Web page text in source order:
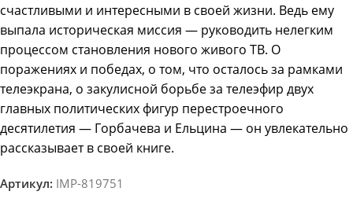
счастливыми и интересными в своей жизни. Ведь ему
выпала историческая миссия — руководить нелегким
процессом становления нового живого ТВ. О
поражениях и победах, о том, что осталось за рамками
телеэкрана, о закулисной борьбе за телеэфир двух
главных политических фигур перестроечного
десятилетия — Горбачева и Ельцина — он увлекательно
рассказывает в своей книге.
Артикул: IMP-819751